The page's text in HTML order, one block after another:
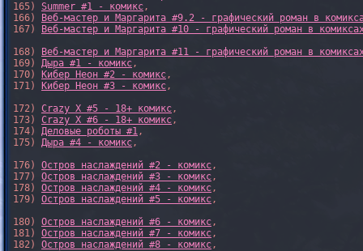
165) Summer #1 - комикс,
166)
Веб-мастер и Маргарита #9.2 - графический роман в
167)
Веб-мастер и Маргарита #10 - графический роман в
168)
Веб-мастер и Маргарита #11 - графический роман в
169) Дыра #1 - комикс,
170)
Кибер Неон #2 - комикс,
171)
Кибер Неон #3 - комикс,
172) Crazy X #5 - 18+ комикс,
173) Crazy X #6 - 18+ комикс,
174) Деловые роботы #1,
175) Дыра #4 - комикс,
176) Остров наслаждений #2 - комикс,
177) Остров наслаждений #3 - комикс,
178) Остров наслаждений #4 - комикс,
179) Остров наслаждений #5 - комикс,
180) Остров наслаждений #6 - комикс,
181) Остров наслаждений #7 - комикс,
182) Остров наслаждений #8 - комикс,